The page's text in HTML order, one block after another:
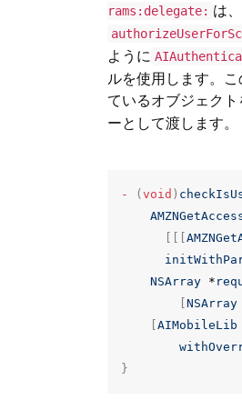
rams:delegate: は、
ように
ルを使用します。
ているオブジェクト
ーとして渡します。
- ( void )
NSArray *
NSArray
AIMobileLib
}